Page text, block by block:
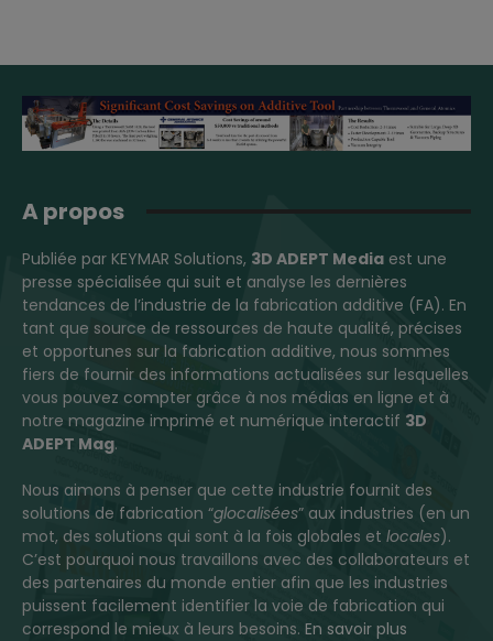
A propos
Publiée par KEYMAR Solutions, 3D ADEPT Media est une
presse spécialisée qui suit et analyse les dernières
tendances de l’industrie de la fabrication additive (FA). En
tant que source de ressources de haute qualité, précises
et opportunes sur la fabrication additive, nous sommes
fiers de fournir des informations actualisées sur lesquelles
vous pouvez compter grâce à nos médias en ligne et à
notre magazine imprimé et numérique interactif 3D
ADEPT Mag.
Nous aimons à penser que cette industrie fournit des
solutions de fabrication “glocalisées” aux industries (en un
mot, des solutions qui sont à la fois globales et locales).
C’est pourquoi nous travaillons avec des collaborateurs et
des partenaires du monde entier afin que les industries
puissent facilement identifier la voie de fabrication qui
correspond le mieux à leurs besoins. En savoir plus